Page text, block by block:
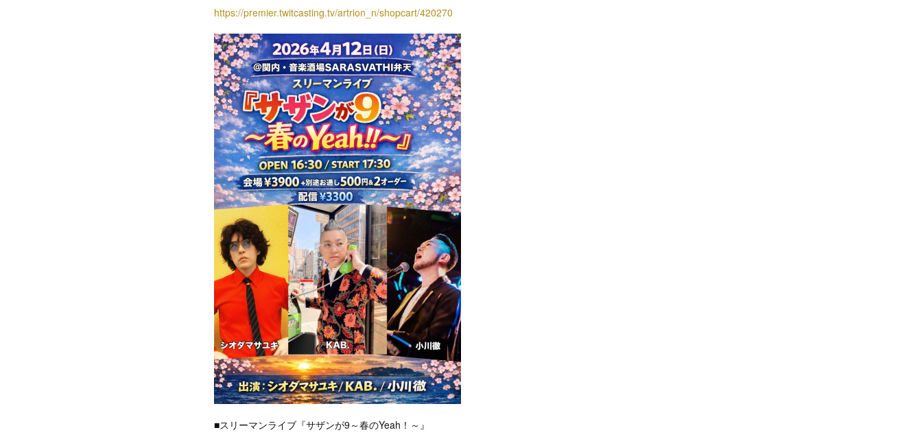
https://premier.twitcasting.tv/artrion_n/shopcart/420270
■スリーマンライブ『サザンが9～春のYeah！～』